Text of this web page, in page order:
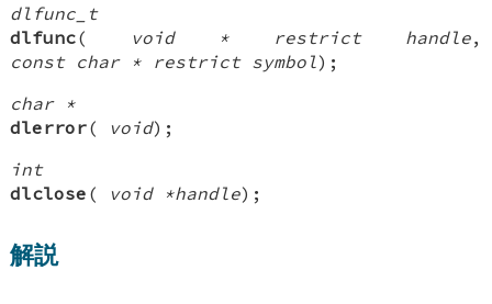
dlfunc_t
dlfunc( void * restrict handle,
const char * restrict symbol );
char *
dlerror( void);
int
dlclose ( void *handle);
解説